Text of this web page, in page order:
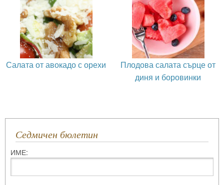
Салата от авокадо с орехи
Плодова салата сърце от
диня и боровинки
Седмичен бюлетин
ИМЕ: